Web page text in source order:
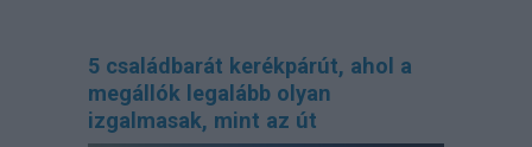
5 családbarát kerékpárút, ahol a
megállók legalább olyan
izgalmasak, mint az út